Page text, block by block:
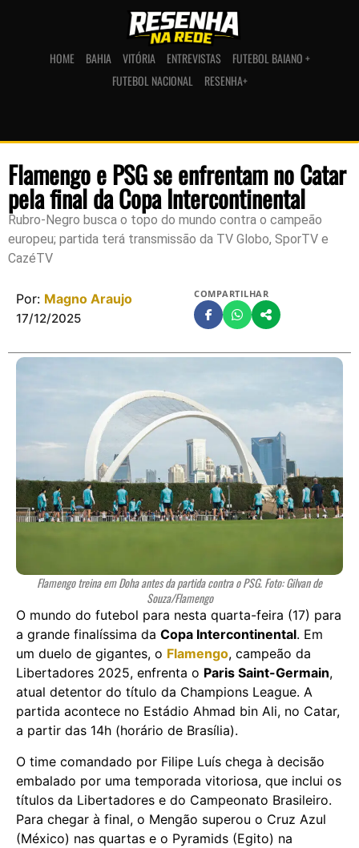
HOME BAHIA VITÓRIA ENTREVISTAS
FUTEBOL BAIANO +
FUTEBOL NACIONAL
RESENHA+
Flamengo e PSG se enfrentam no Catar
pela final da Copa Intercontinental
Rubro-Negro busca o topo do mundo contra o campeão
europeu; partida terá transmissão da TV Globo, SporTV e
CazéTV
Por: Magno Araujo
17/12/2025
COMPARTILHAR
Flamengo treina em Doha antes da partida contra o PSG. Foto: Gilvan de
Souza/Flamengo
O mundo do futebol para nesta quarta-feira (17) para
a grande finalíssima da Copa Intercontinental. Em
um duelo de gigantes, o Flamengo, campeão da
Libertadores 2025, enfrenta o Paris Saint-Germain,
atual detentor do título da Champions League. A
partida acontece no Estádio Ahmad bin Ali, no Catar,
a partir das 14h (horário de Brasília).
O time comandado por Filipe Luís chega à decisão
embalado por uma temporada vitoriosa, que inclui os
títulos da Libertadores e do Campeonato Brasileiro.
Para chegar à final, o Mengão superou o Cruz Azul
(México) nas quartas e o Pyramids (Egito) na